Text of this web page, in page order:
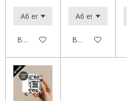
Bekijk details Bekijk details